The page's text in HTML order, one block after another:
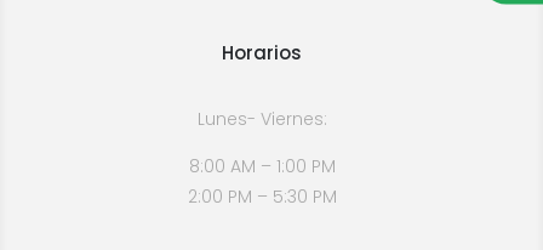
Horarios
Lunes- Viernes:
8:00 AM – 1:00 PM
2:00 PM – 5:30 PM